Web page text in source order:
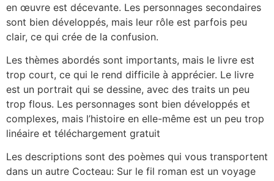
en œuvre est décevante. Les personnages secondaires
sont bien développés, mais leur rôle est parfois peu
clair, ce qui crée de la confusion.
Les thèmes abordés sont importants, mais le livre est
trop court, ce qui le rend difficile à apprécier. Le livre
est un portrait qui se dessine, avec des traits un peu
trop flous. Les personnages sont bien développés et
complexes, mais l’histoire en elle-même est un peu trop
linéaire et téléchargement gratuit
Les descriptions sont des poèmes qui vous transportent
dans un autre Cocteau: Sur le fil roman est un voyage